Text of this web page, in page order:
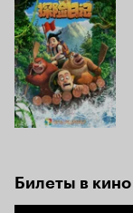
Билеты в кино